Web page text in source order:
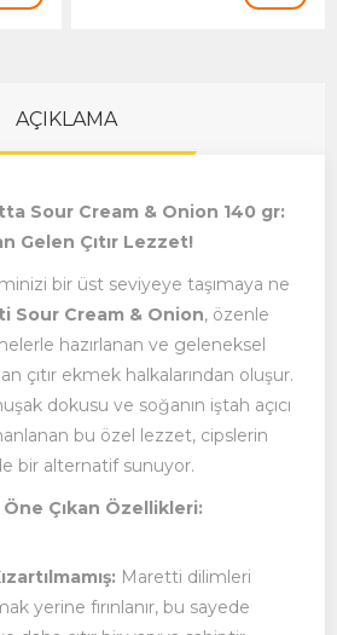
AÇIKLAMA
Sour Cream & Onion 140 gr:
Gelen Çıtır Lezzet!
bir üst seviyeye taşımaya ne
Sour Cream & Onion, özenle
hazırlanan ve geleneksel
çıtır ekmek halkalarından oluşur.
dokusu ve soğanın iştah açıcı
bu özel lezzet, cipslerin
bir alternatif sunuyor.
Çıkan Özellikleri:
Maretti dilimleri
yerine fırınlanır, bu sayede